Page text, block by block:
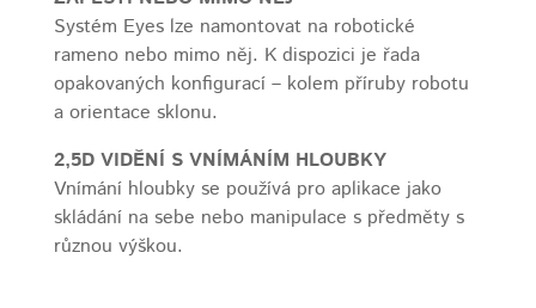
Systém Eyes lze namontovat na robotické
rameno nebo mimo něj. K dispozici je řada
opakovaných konfigurací – kolem příruby robotu
a orientace sklonu.
2,5D VIDĚNÍ S VNÍMÁNÍM HLOUBKY
Vnímání hloubky se používá pro aplikace jako
skládání na sebe nebo manipulace s předměty s
různou výškou.